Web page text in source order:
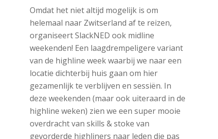
Omdat het niet altijd mogelijk is om
helemaal naar Zwitserland af te reizen,
organiseert SlackNED ook midline
weekenden! Een laagdrempeligere variant
van de highline week waarbij we naar een
locatie dichterbij huis gaan om hier
gezamenlijk te verblijven en sessiën. In
deze weekenden (maar ook uiteraard in de
highline weken) zien we een super mooie
overdracht van skills & stoke van
gevorderde highliners naar leden die pas